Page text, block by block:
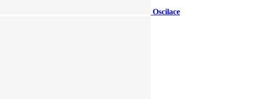
Oscilace